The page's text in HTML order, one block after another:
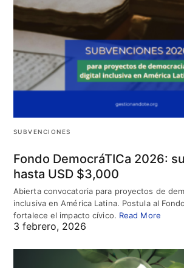
SUBVENCIONES
Fondo DemocráTICa 2026:
hasta USD $3,000
Abierta convocatoria para proyectos de
inclusiva en América Latina. Postula al
fortalece el impacto cívico. Read More
3 febrero, 2026